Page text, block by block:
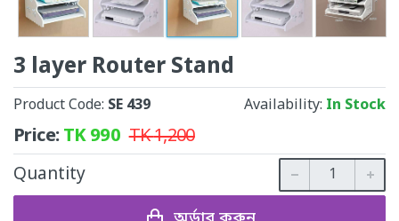
3 layer Router Stand
Product Code: SE 439 Availability: In Stock
Price:TK990 TK1,200
Quantity